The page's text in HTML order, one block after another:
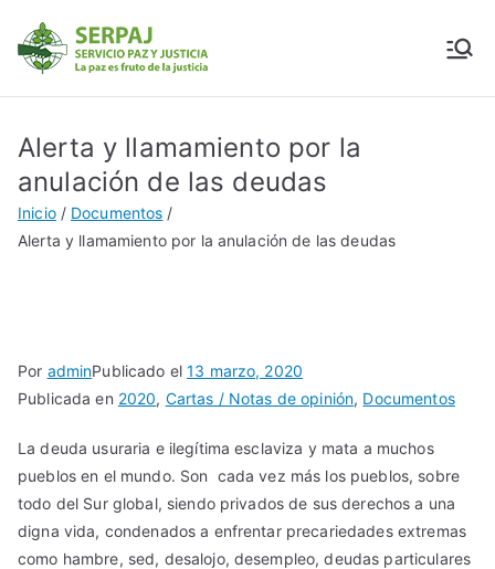
Alerta y llamamiento por la
anulación de las deudas
Inicio
Documentos
Alerta y llamamiento por la anulación de las deudas
Por adminPublicado el13 marzo, 2020
Publicada en 2020, Cartas / Notas de opinión, Documentos
La deuda usuraria e ilegítima esclaviza y mata a muchos
pueblos en el mundo. Son cada vez más los pueblos, sobre
todo del Sur global, siendo privados de sus derechos a una
digna vida, condenados a enfrentar precariedades extremas
como hambre, sed, desalojo, desempleo, deudas particulares